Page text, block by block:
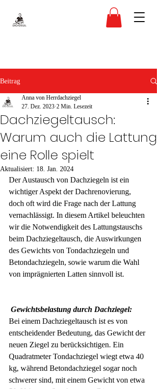
Beitrag
Dachziegeltausch:
Warum auch die Lattung
eine Rolle spielt
Anna von Herrdachziegel
27. Dez. 2023 2 Min. Lesezeit
Aktualisiert: 18. Jan. 2024
Der Austausch von Dachziegeln ist ein
wichtiger Aspekt der Dachrenovierung,
doch oft wird die Frage nach der Lattung
vernachlässigt. In diesem Artikel beleuchten
wir die Notwendigkeit des Lattungstauschs
beim Dachziegeltausch, die Auswirkungen
des Gewichts von Tondachziegeln und
Betondachziegeln, sowie warum die Wahl
von imprägnierten Latten sinnvoll ist.
Gewichtsbelastung durch Dachziegel:
Bei einem Dachziegeltausch ist es von
entscheidender Bedeutung, das Gewicht der
neuen Ziegel zu berücksichtigen. Ein
Quadratmeter Tondachziegel wiegt etwa 40
kg, während Betondachziegel sogar noch
schwerer sind, mit einem Gewicht von etwa